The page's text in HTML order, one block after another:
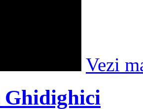
Vezi
Ghidighici